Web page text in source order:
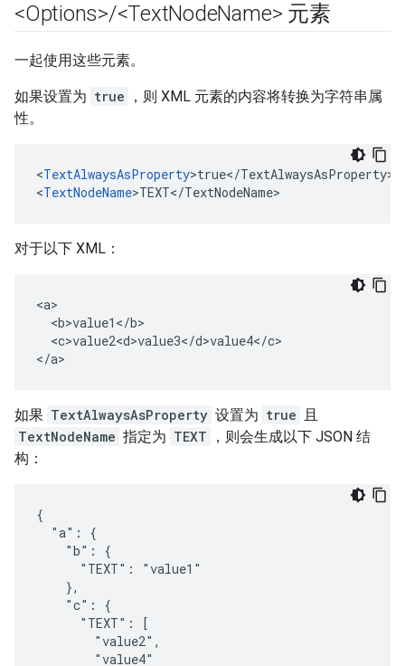
<Options>/<TextNodeName> 元素
一起使用这些元素。
如果设置为 true
，则 XML 元素的内容将转换为字符串属
性。
<TextAlwaysAsProperty>true</TextAlwaysAsProperty>
<TextNodeName>TEXT</TextNodeName>
对于以下 XML：
<a>
  <b>value1</b>
  <c>value2<d>value3</d>value4</c>
</a>
如果 TextAlwaysAsProperty 设置为 true
且
TextNodeName 指定为 TEXT
，则会生成以下 JSON 结
构：
{
  "a": {
    "b": {
      "TEXT": "value1"
    },
    "c": {
      "TEXT": [
        "value2",
        "value4"